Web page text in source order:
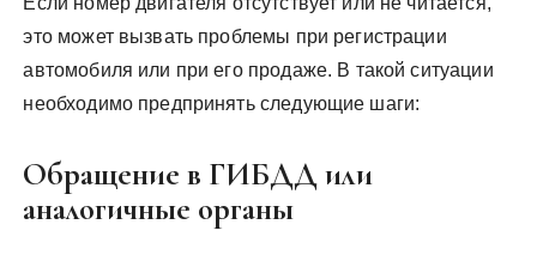
это может вызвать проблемы при регистрации
автомобиля или при его продаже. В такой ситуации
необходимо предпринять следующие шаги:
Обращение в ГИБДД или
аналогичные органы